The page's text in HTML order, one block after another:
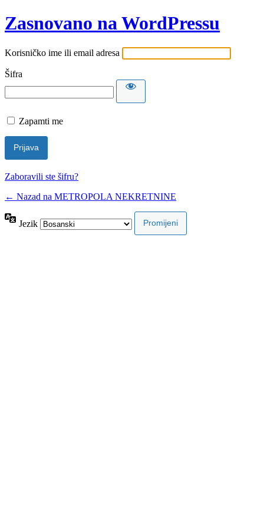
Zasnovano na WordPressu
Korisničko ime ili email adresa
Šifra
Zapamti me
Zaboravili ste šifru?
← Nazad na METROPOLA NEKRETNINE
Jezik